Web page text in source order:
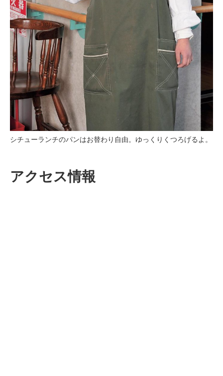
シチューランチのパンはお替わり自由。ゆっくりくつろげるよ。
アクセス情報